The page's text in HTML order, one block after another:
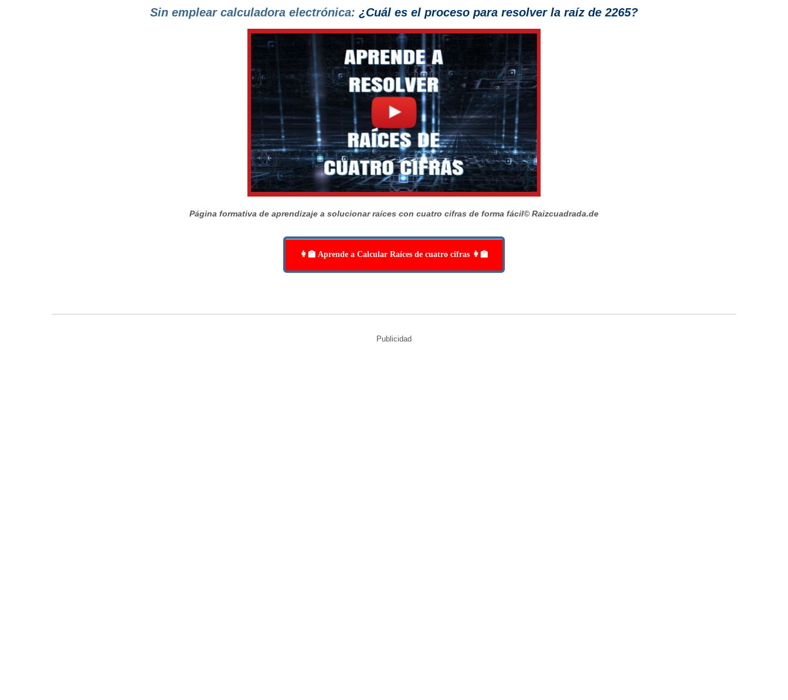
Sin emplear calculadora electrónica: ¿Cuál es el proceso para resolver la raíz de 2265?
Página formativa de aprendizaje a solucionar raíces con cuatro cifras de forma fácil© Raizcuadrada.de
👩‍🏫 Aprende a Calcular Raíces de cuatro cifras 👩‍🏫
Publicidad